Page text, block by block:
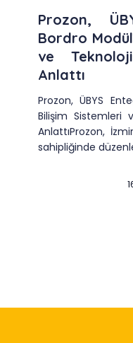
Prozon,
Bordro
ve
Anlattı
Prozon, ÜBYS
Bilişim Sistemleri
AnlattıProzon,
sahipliğinde